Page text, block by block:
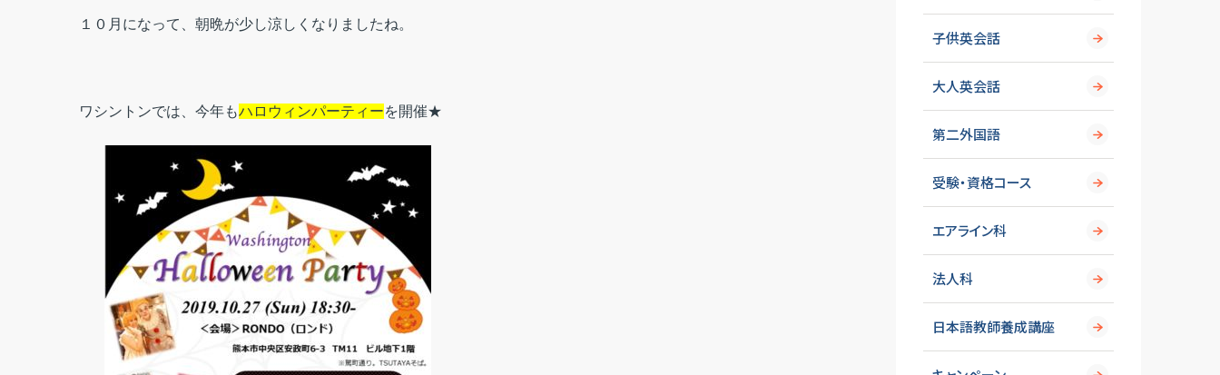
１０月になって、朝晩が少し涼しくなりましたね。
ワシントンでは、今年もハロウィンパーティーを開催★
子供英会話
大人英会話
第二外国語
受験・資格コース
エアライン科
法人科
日本語教師養成講座